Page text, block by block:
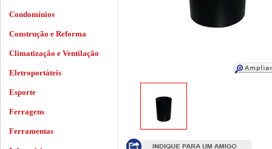
Condomínios
Construção e Reforma
Climatização e Ventilação
Eletroportáteis
Esporte
Ferragens
Ferramentas